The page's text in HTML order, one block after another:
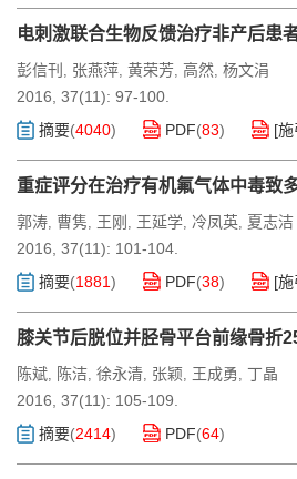
电刺激联合生物反馈治疗非产后患
彭信刊 , 张燕萍, 黄荣芳, 高然, 杨文涓
2016, 37(11): 97-100.
摘要(4040) PDF(83) [
重症评分在治疗有机氟气体中毒致
郭涛, 曹隽, 王刚 , 王延学, 冷凤英, 夏志洁
2016, 37(11): 101-104.
摘要(1881) PDF(38) [
膝关节后脱位并胫骨平台前缘骨折
陈斌, 陈洁, 徐永清, 张颖, 王成勇, 丁晶
2016, 37(11): 105-109.
摘要(2414) PDF(64)